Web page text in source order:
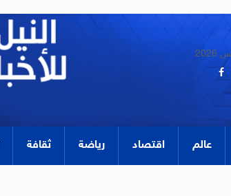
عالم اقتصاد رياضة ثقافة